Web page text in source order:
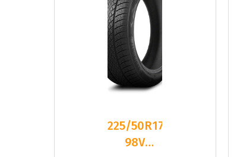
225/50R17
98V